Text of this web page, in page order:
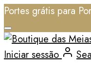
Portes grátis para
Iniciar sessão